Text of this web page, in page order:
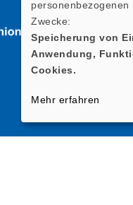
Zwecke:
Speicherung von
Anwendung,
Cookies.
Mehr erfahren